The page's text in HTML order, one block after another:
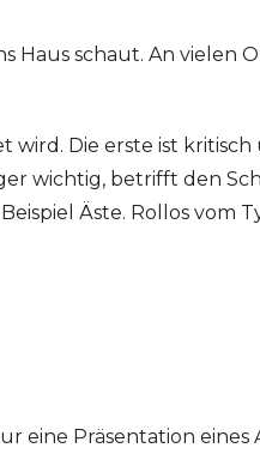
schaut. An vielen
Die erste ist kritisch
wichtig, betrifft den
Äste. Rollos vom
eine Präsentation eines